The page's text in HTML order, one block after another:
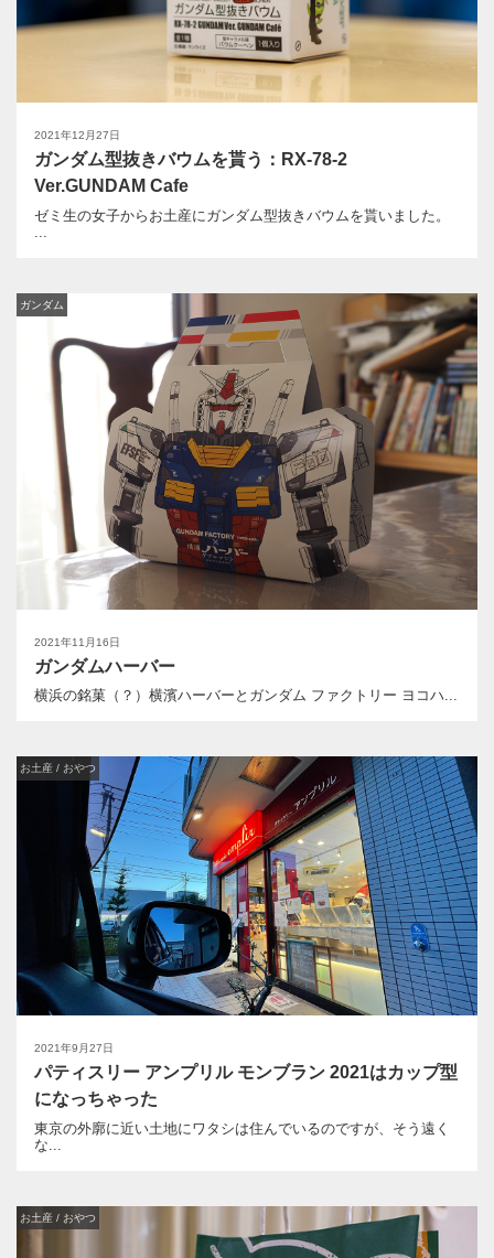
2021年12月27日
ガンダム型抜きバウムを貰う：RX-78-2
Ver.GUNDAM Cafe
ゼミ生の女子からお土産にガンダム型抜きバウムを貰いました。
2021年11月16日
ガンダム
ガンダムハーバー
横浜の銘菓（？）横濱ハーバーとガンダム ファクトリー ヨコハ...
2021年9月27日
お土産 / おやつ
パティスリー アンプリル モンブラン 2021はカップ型
になっちゃった
東京の外廓に近い土地にワタシは住んでいるのですが、そう遠く
な...
お土産 / おやつ